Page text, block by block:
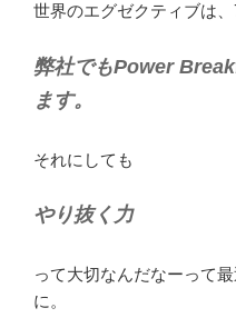
世界のエグゼクティブは
弊社でもPower
ます。
それにしても
やり抜く力
って大切なんだなーって
に。